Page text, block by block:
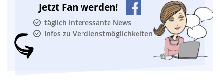
Jetzt Fan werden!
täglich interessante News
Infos zu Verdienstmöglichkeiten